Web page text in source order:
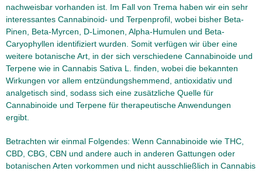
nachweisbar vorhanden ist. Im Fall von Trema haben wir ein sehr
interessantes Cannabinoid- und Terpenprofil, wobei bisher Beta-
Pinen, Beta-Myrcen, D-Limonen, Alpha-Humulen und Beta-
Caryophyllen identifiziert wurden. Somit verfügen wir über eine
weitere botanische Art, in der sich verschiedene Cannabinoide und
Terpene wie in Cannabis Sativa L. finden, wobei die bekannten
Wirkungen vor allem entzündungshemmend, antioxidativ und
analgetisch sind, sodass sich eine zusätzliche Quelle für
Cannabinoide und Terpene für therapeutische Anwendungen
ergibt.
Betrachten wir einmal Folgendes: Wenn Cannabinoide wie THC,
CBD, CBG, CBN und andere auch in anderen Gattungen oder
botanischen Arten vorkommen und nicht ausschließlich in Cannabis